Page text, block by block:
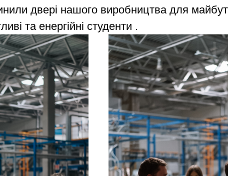
двері нашого виробництва для
та енергійні студенти .